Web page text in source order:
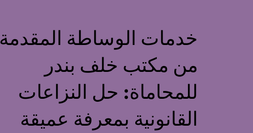
خدمات الوساطة المقدمة
من مكتب خلف بندر
للمحاماة: حل النزاعات
القانونية بمعرفة عميقة